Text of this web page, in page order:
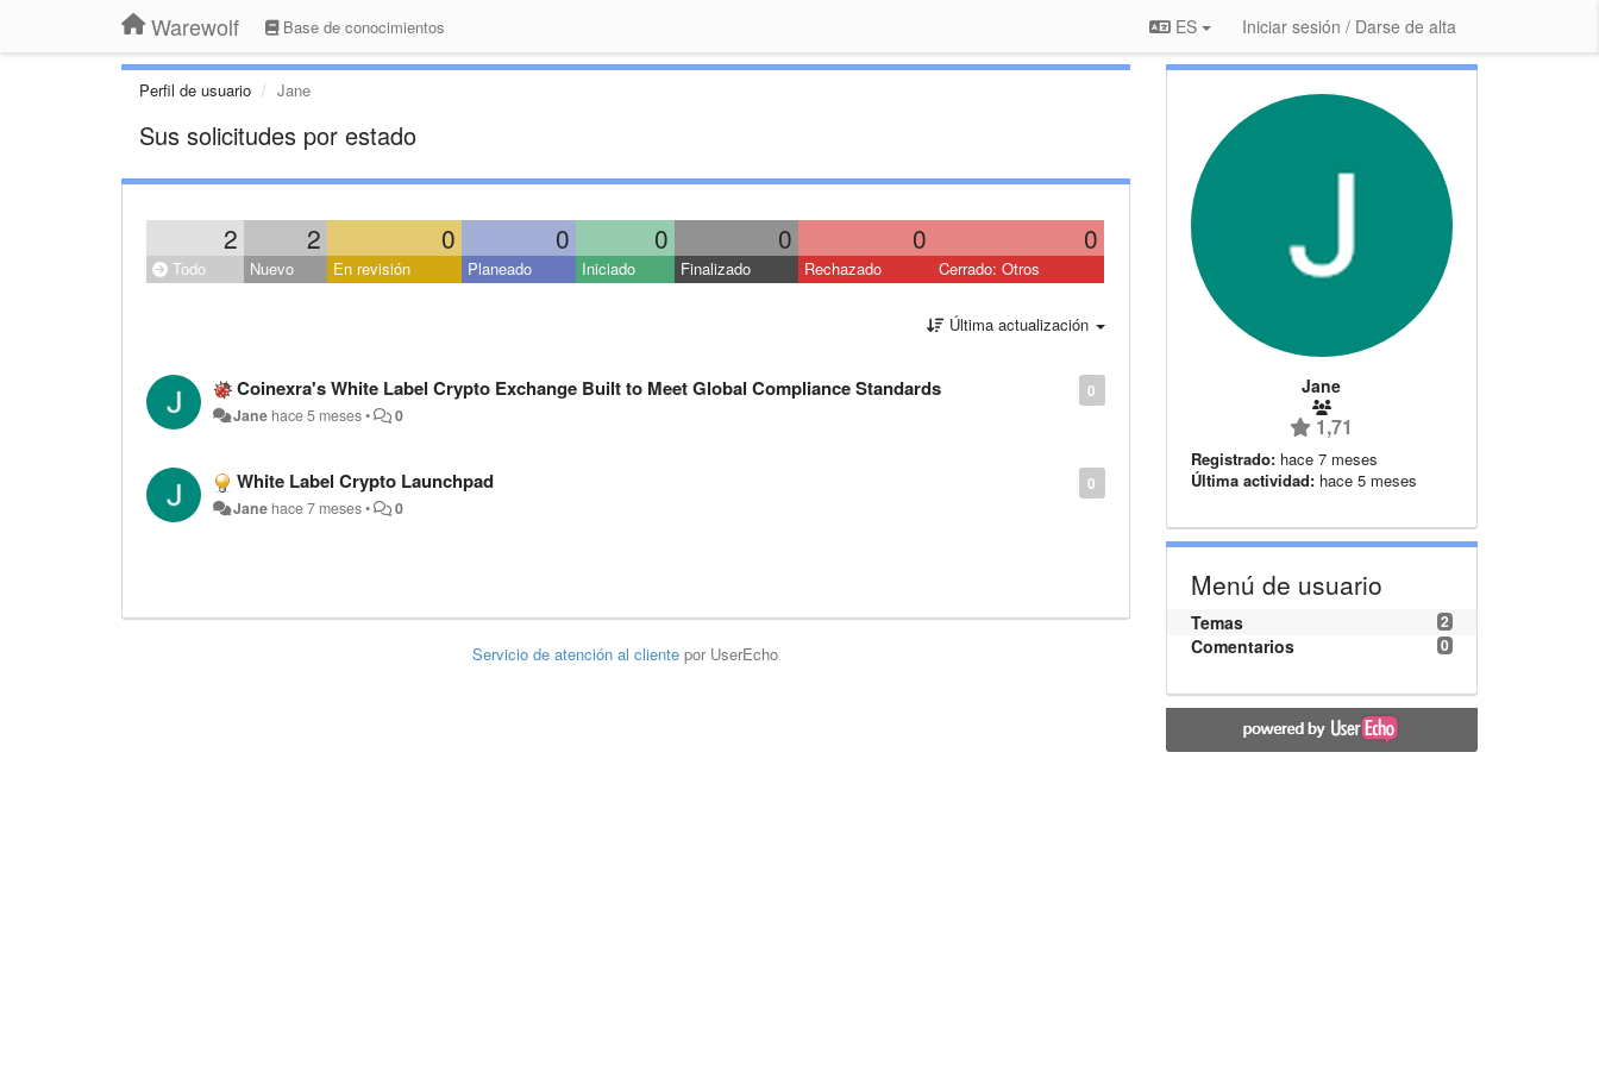
Warewolf Base de conocimientos ES Iniciar sesión / Darse de alta
Perfil de usuario Jane
Sus solicitudes por estado
2 2 0 0 0 0 0 0
Todo Nuevo En revisión Planeado Iniciado Finalizado Rechazado Cerrado: Otros
Última actualización
0
Coinexra's White Label Crypto Exchange Built to Meet Global Compliance Standards
Jane hace 5 meses• 0
0
White Label Crypto Launchpad
Jane hace 7 meses• 0
Servicio de atención al clientepor UserEcho
Jane
1,71
Registrado: hace 7 meses
Última actividad: hace 5 meses
Menú de usuario
2
Temas
0
Comentarios